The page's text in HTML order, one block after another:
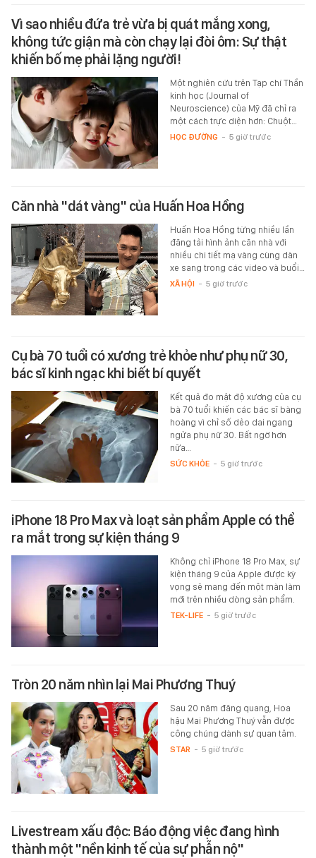
Vì sao nhiều đứa trẻ vừa bị quát mắng xong,
không tức giận mà còn chạy lại đòi ôm: Sự thật
khiến bố mẹ phải lặng người!
Một nghiên cứu trên Tạp chí Thần
kinh học (Journal of
Neuroscience) của Mỹ đã chỉ ra
một cách trực diện hơn: Chuột…
HỌC ĐƯỜNG - 5 giờ trước
Căn nhà "dát vàng" của Huấn Hoa Hồng
Huấn Hoa Hồng từng nhiều lần
đăng tải hình ảnh căn nhà với
nhiều chi tiết mạ vàng cùng dàn
xe sang trong các video và buổi…
XÃ HỘI - 5 giờ trước
Cụ bà 70 tuổi có xương trẻ khỏe như phụ nữ 30,
bác sĩ kinh ngạc khi biết bí quyết
Kết quả đo mật độ xương của cụ
bà 70 tuổi khiến các bác sĩ bàng
hoàng vì chỉ số dẻo dai ngang
ngửa phụ nữ 30. Bất ngờ hơn
nữa…
SỨC KHỎE - 5 giờ trước
iPhone 18 Pro Max và loạt sản phẩm Apple có thể
ra mắt trong sự kiện tháng 9
Không chỉ iPhone 18 Pro Max, sự
kiện tháng 9 của Apple được kỳ
vọng sẽ mang đến một màn làm
mới trên nhiều dòng sản phẩm.
TEK-LIFE - 5 giờ trước
Tròn 20 năm nhìn lại Mai Phương Thuý
Sau 20 năm đăng quang, Hoa
hậu Mai Phương Thuý vẫn được
công chúng dành sự quan tâm.
STAR - 5 giờ trước
Livestream xấu độc: Báo động việc đang hình
thành một "nền kinh tế của sự phẫn nộ"